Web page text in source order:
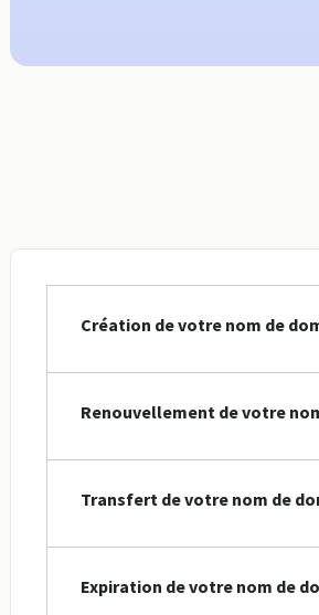
Création de votre nom de
Renouvellement de votre
Transfert de votre nom de
Expiration de votre nom de